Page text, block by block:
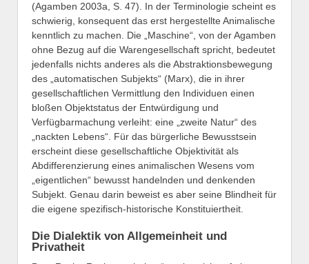
(Agamben 2003a, S. 47). In der Terminologie scheint es
schwierig, konsequent das erst hergestellte Animalische
kenntlich zu machen. Die „Maschine“, von der Agamben
ohne Bezug auf die Warengesellschaft spricht, bedeutet
jedenfalls nichts anderes als die Abstraktionsbewegung
des „automatischen Subjekts“ (Marx), die in ihrer
gesellschaftlichen Vermittlung den Individuen einen
bloßen Objektstatus der Entwürdigung und
Verfügbarmachung verleiht: eine „zweite Natur“ des
„nackten Lebens“. Für das bürgerliche Bewusstsein
erscheint diese gesellschaftliche Objektivität als
Abdifferenzierung eines animalischen Wesens vom
„eigentlichen“ bewusst handelnden und denkenden
Subjekt. Genau darin beweist es aber seine Blindheit für
die eigene spezifisch-historische Konstituiertheit.
Die Dialektik von Allgemeinheit und
Privatheit